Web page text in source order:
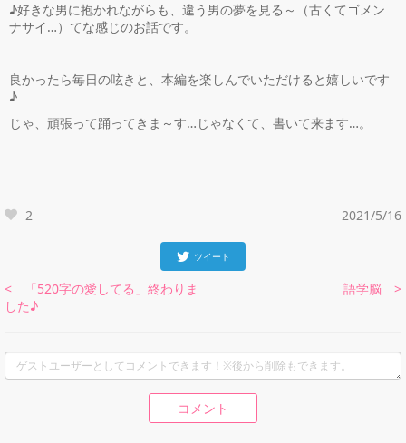
♪好きな男に抱かれながらも、違う男の夢を見る～（古くてゴメン
ナサイ…）てな感じのお話です。
良かったら毎日の呟きと、本編を楽しんでいただけると嬉しいです
♪
じゃ、頑張って踊ってきま～す…じゃなくて、書いて来ます…。
2 2021/5/16
ツイート
< 「520字の愛してる」終わりま
した♪
語学脳 >
コメント